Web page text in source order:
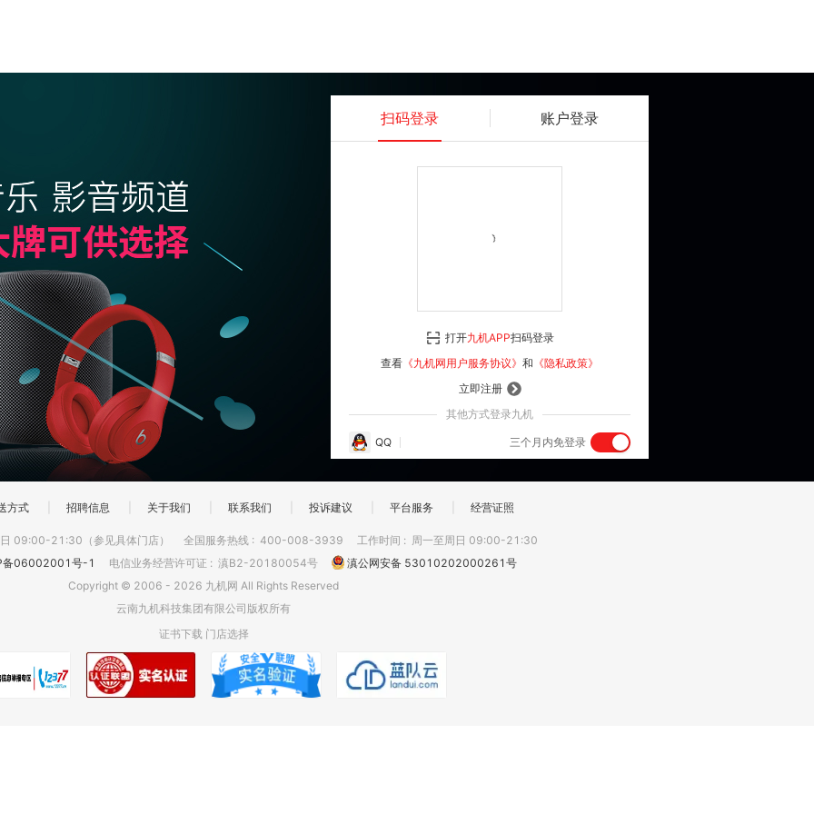
扫码登录 账户登录
登 录
立即注册
其他方式登录九机
QQ 三个月内免登录
打开九机APP扫码登录
查看 《九机网用户服务协议》 和 《隐私政策》
方式 招聘信息 关于我们 联系我们 投诉建议 平台服务 经营证照
09:00-21:30（参见具体门店） 全国服务热线 : 400-008-3939 工作时间 : 周一至周日 09:00-21:30
备06002001号-1
电信业务经营许可证 : 滇B2-20180054号
滇公网安备 53010202000261号
Copyright © 2006 - 2026 九机网 All Rights Reserved
云南九机科技集团有限公司版权所有
证书下载 门店选择